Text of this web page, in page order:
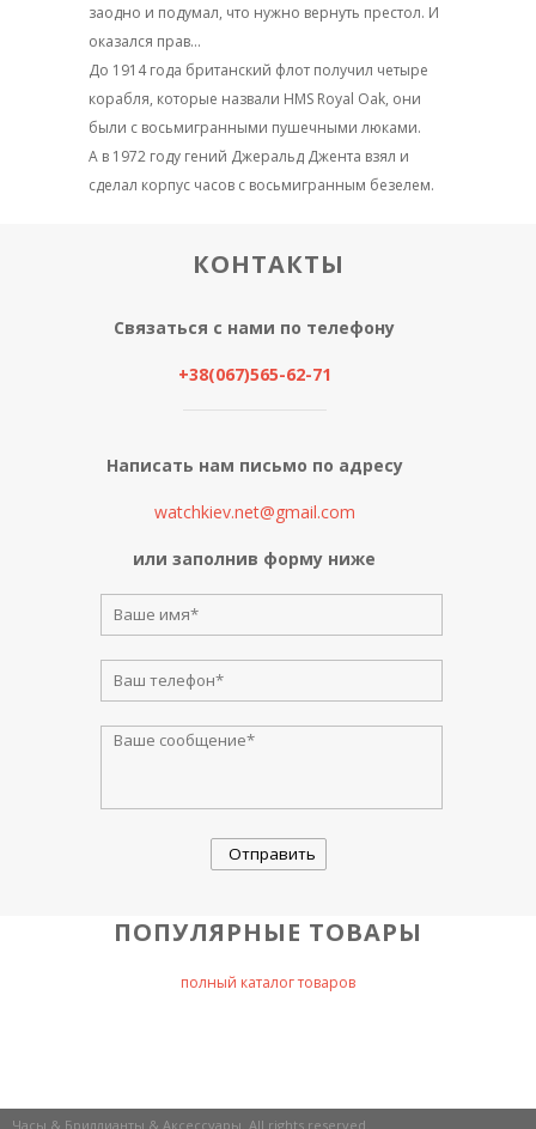
заодно и подумал, что нужно вернуть престол. И
оказался прав…
До 1914 года британский флот получил четыре
корабля, которые назвали HMS Royal Oak, они
были с восьмигранными пушечными люками.
А в 1972 году гений Джеральд Джента взял и
сделал корпус часов с восьмигранным безелем.
КОНТАКТЫ
Связаться с нами по телефону
+38(067)565-62-71
Написать нам письмо по адресу
watchkiev.net@gmail.com
или заполнив форму ниже
ПОПУЛЯРНЫЕ ТОВАРЫ
полный каталог товаров
Часы & Бриллианты & Аксессуары. All rights reserved.